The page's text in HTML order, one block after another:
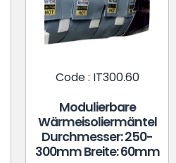
Code : IT300.60
Modulierbare
Wärmeisoliermäntel
Durchmesser: 250-
300mm Breite: 60mm